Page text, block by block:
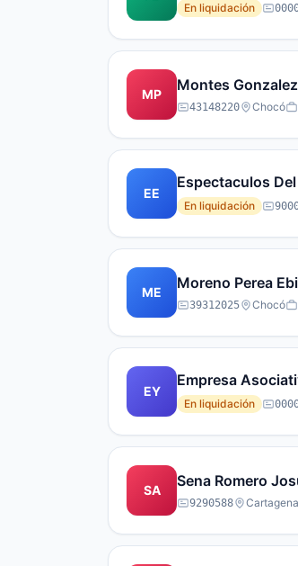
En liquidación
MP
Montes
43148220 Chocó
EE
Espectaculos
En liquidación
ME
Moreno Perea
39312025 Chocó
EY
Empresa
En liquidación
SA
Sena Romero
9290588 Cartagena